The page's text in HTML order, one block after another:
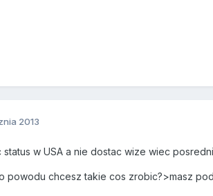
2013
status w USA a nie dostac wize wiec
powodu chcesz takie cos zrobic?>masz